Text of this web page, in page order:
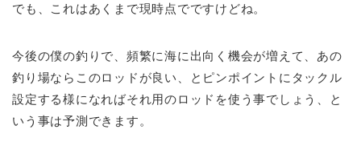
でも、これはあくまで現時点でですけどね。
今後の僕の釣りで、頻繁に海に出向く機会が増えて、あの
釣り場ならこのロッドが良い、とピンポイントにタックル
設定する様になればそれ用のロッドを使う事でしょう、と
いう事は予測できます。